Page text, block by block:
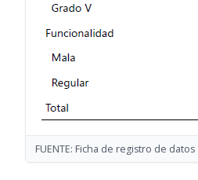
FUENTE: Ficha de registro de datos